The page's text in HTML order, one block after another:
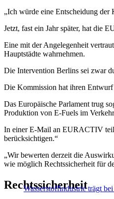
„Ich würde eine Entscheidung
Jetzt, fast ein Jahr später, hat die
Eine mit der Angelegenheit
Hauptstädte wahrnehmen.
Die Intervention Berlins sei zwar
Die Kommission hat ihren
Das Europäische Parlament trug
Produktion von E-Fuels im
In einer E-Mail an EURACTIV
berücksichtigen.“
„Wir bewerten derzeit die
wie möglich Rechtssicherheit für
Wasserstoffindustrie trägt
Rechtssicherheit